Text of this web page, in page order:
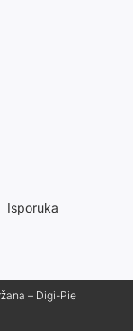
Isporuka
– Digi-Pie